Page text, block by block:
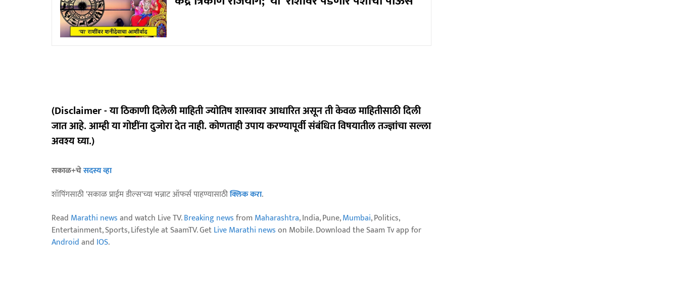
(Disclaimer - या ठिकाणी दिलेली माहिती ज्योतिष शास्त्रावर आधारित असून ती केवळ माहितीसाठी दिली
जात आहे. आम्ही या गोष्टींना दुजोरा देत नाही. कोणताही उपाय करण्यापूर्वी संबंधित विषयातील तज्ज्ञांचा सल्ला
अवश्य घ्या.)
सकाळ+चेसदस्य व्हा
शॉपिंगसाठी 'सकाळ प्राईम डील्स'च्या भन्नाट ऑफर्स पाहण्यासाठीक्लिक करा.
Read Marathi newsand watch Live TV.Breaking newsfrom Maharashtra, India, Pune,Mumbai, Politics,
Entertainment, Sports, Lifestyle at SaamTV. GetLive Marathi newson Mobile. Download the Saam Tv app for
Androidand IOS.